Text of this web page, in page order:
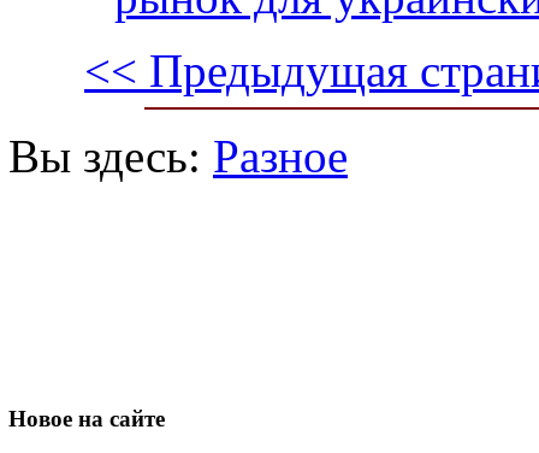
<< Предыдущая
Вы здесь: Разное
Новое на сайте